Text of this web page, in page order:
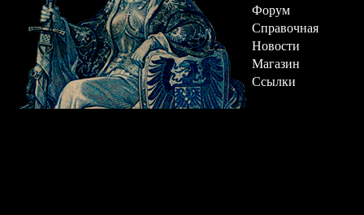
Форум
Справочная
Новости
Магазин
Ссылки